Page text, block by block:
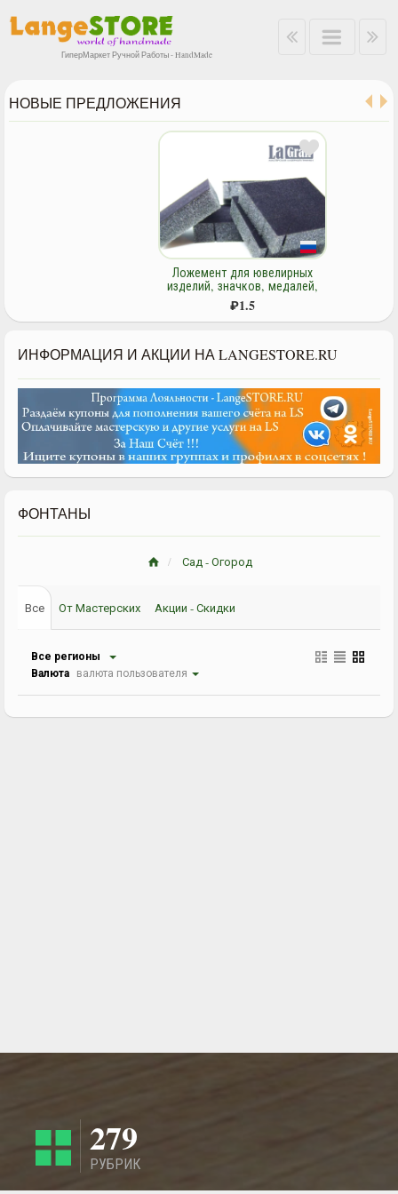
ГиперМаркет Ручной Работы - HandMade
НОВЫЕ ПРЕДЛОЖЕНИЯ
Ложемент для ювелирных
изделий, значков, медалей,
сувенирной продукции на
поролоновой основе
ИНФОРМАЦИЯ И АКЦИИ НА LANGESTORE.RU
ФОНТАНЫ
Сад - Огород
Все От Мастерских Акции - Скидки
Все регионы
Валюта валюта пользователя
279
РУБРИК